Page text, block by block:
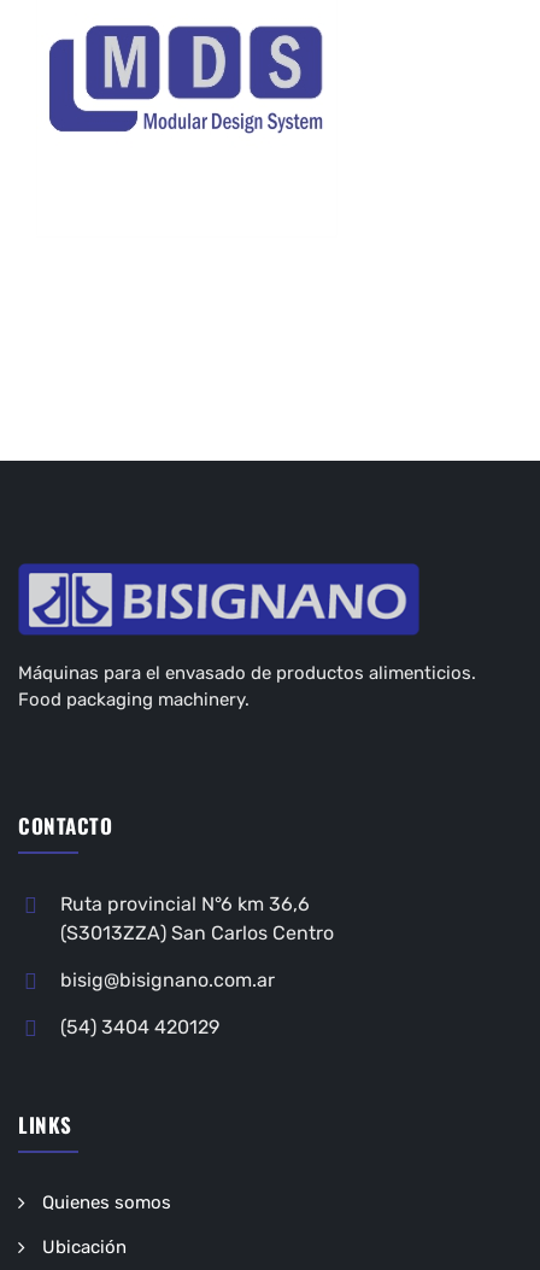
Máquinas para el envasado de productos alimenticios.
Food packaging machinery.
CONTACTO
Ruta provincial N°6 km 36,6
(S3013ZZA) San Carlos Centro
bisig@bisignano.com.ar
(54) 3404 420129
LINKS
Quienes somos
Ubicación